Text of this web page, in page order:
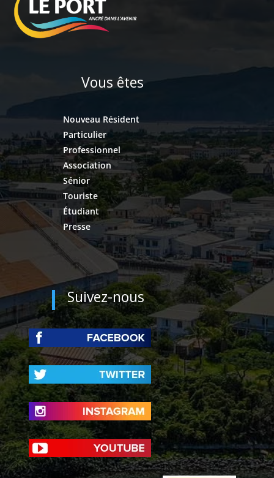
Vous êtes
Nouveau Résident
Particulier
Professionnel
Association
Sénior
Touriste
Étudiant
Presse
Suivez-nous